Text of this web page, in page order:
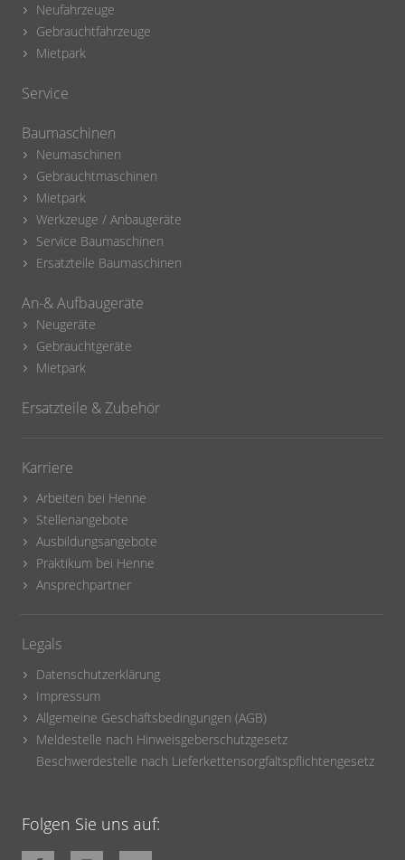
Neufahrzeuge
Gebrauchtfahrzeuge
Mietpark
Service
Baumaschinen
Neumaschinen
Gebrauchtmaschinen
Mietpark
Werkzeuge / Anbaugeräte
Service Baumaschinen
Ersatzteile Baumaschinen
An-& Aufbaugeräte
Neugeräte
Gebrauchtgeräte
Mietpark
Ersatzteile & Zubehör
Karriere
Arbeiten bei Henne
Stellenangebote
Ausbildungsangebote
Praktikum bei Henne
Ansprechpartner
Legals
Datenschutzerklärung
Impressum
Allgemeine Geschäftsbedingungen (AGB)
Meldestelle nach Hinweisgeberschutzgesetz
Beschwerdestelle nach Lieferkettensorgfaltspflichtengesetz
Folgen Sie uns auf: